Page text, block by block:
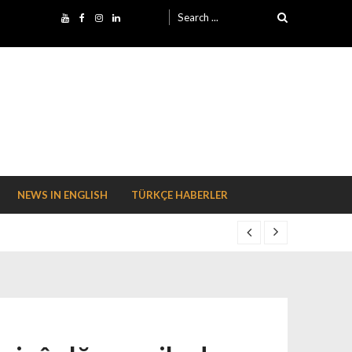
Search for:
NEWS IN ENGLISH TÜRKÇE HABERLER